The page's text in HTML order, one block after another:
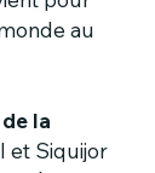
au
la
et Siquijor